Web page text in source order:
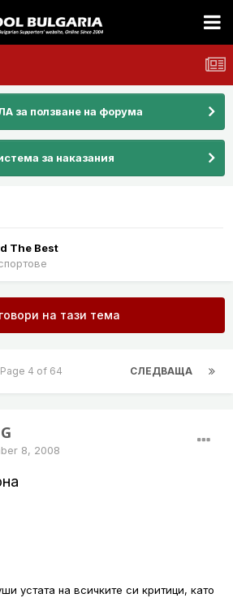
за ползване на форума
за наказания
The Best
на тази тема
СЛЕДВАЩА
Page 4 of 64
8, 2008
устата на всичките си критици, като